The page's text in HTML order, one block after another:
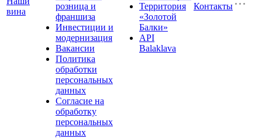
вина
розница и
франшиза
Инвестиции и
модернизация
Вакансии
Политика
обработки
персональных
данных
Согласие на
обработку
персональных
данных
Территория
«Золотой
Балки»
API
Balaklava
Контакты